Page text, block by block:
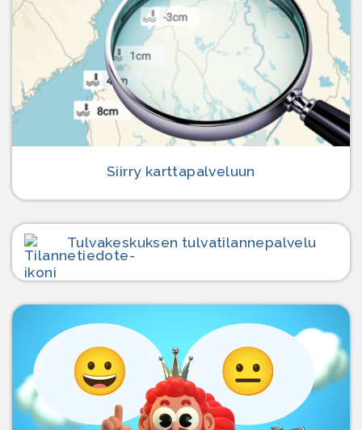
Siirry karttapalveluun
Tulvakeskuksen tulvatilanne­palvelu